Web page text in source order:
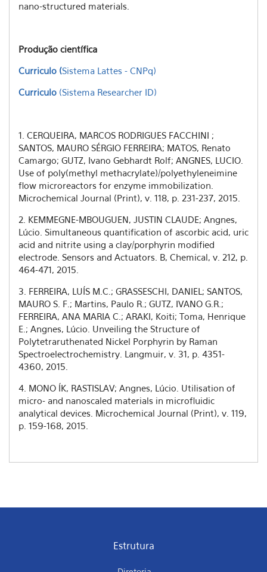
nano-structured materials.
Produção científica
Curriculo (Sistema Lattes - CNPq)
Curriculo (Sistema Researcher ID)
1. CERQUEIRA, MARCOS RODRIGUES FACCHINI ;
SANTOS, MAURO SÉRGIO FERREIRA; MATOS, Renato
Camargo; GUTZ, Ivano Gebhardt Rolf; ANGNES, LUCIO.
Use of poly(methyl methacrylate)/polyethyleneimine
flow microreactors for enzyme immobilization.
Microchemical Journal (Print), v. 118, p. 231-237, 2015.
2. KEMMEGNE-MBOUGUEN, JUSTIN CLAUDE; Angnes,
Lúcio. Simultaneous quantification of ascorbic acid, uric
acid and nitrite using a clay/porphyrin modified
electrode. Sensors and Actuators. B, Chemical, v. 212, p.
464-471, 2015.
3. FERREIRA, LUÍS M.C.; GRASSESCHI, DANIEL; SANTOS,
MAURO S. F.; Martins, Paulo R.; GUTZ, IVANO G.R.;
FERREIRA, ANA MARIA C.; ARAKI, Koiti; Toma, Henrique
E.; Angnes, Lúcio. Unveiling the Structure of
Polytetraruthenated Nickel Porphyrin by Raman
Spectroelectrochemistry. Langmuir, v. 31, p. 4351-
4360, 2015.
4. MONO ÍK, RASTISLAV; Angnes, Lúcio. Utilisation of
micro- and nanoscaled materials in microfluidic
analytical devices. Microchemical Journal (Print), v. 119,
p. 159-168, 2015.
Estrutura